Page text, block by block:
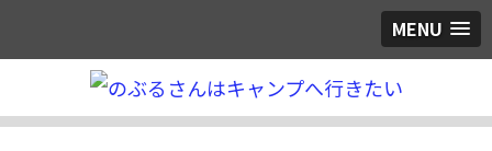
MENU